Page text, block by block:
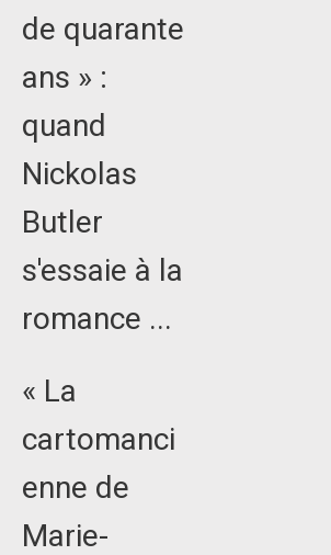
de quarante
ans » :
quand
Nickolas
Butler
s'essaie à la
romance ...
« La
cartomanci
enne de
Marie-